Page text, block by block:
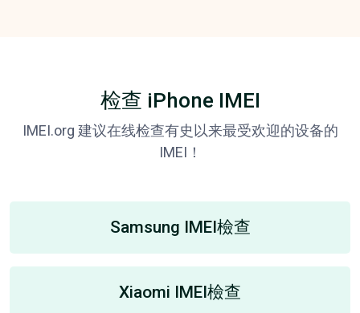
检查 iPhone IMEI
IMEI.org 建议在线检查有史以来最受欢迎的设备的
IMEI！
Samsung IMEI檢查
Xiaomi IMEI檢查